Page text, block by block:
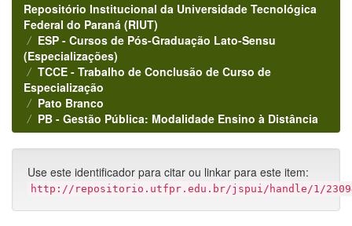
Repositório Institucional da Universidade Tecnológica
Federal do Paraná (RIUT)
ESP - Cursos de Pós-Graduação Lato-Sensu
(Especializações)
TCCE - Trabalho de Conclusão de Curso de
Especialização
Pato Branco
PB - Gestão Pública: Modalidade Ensino à Distância
Use este identificador para citar ou linkar para este item:
http://repositorio.utfpr.edu.br/jspui/handle/1/